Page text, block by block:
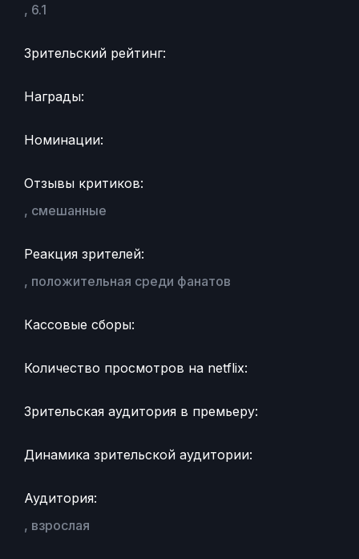
, 6.1
Зрительский рейтинг:
Награды:
Номинации:
Отзывы критиков:
, смешанные
Реакция зрителей:
, положительная среди фанатов
Кассовые сборы:
Количество просмотров на netflix:
Зрительская аудитория в премьеру:
Динамика зрительской аудитории:
Аудитория:
, взрослая